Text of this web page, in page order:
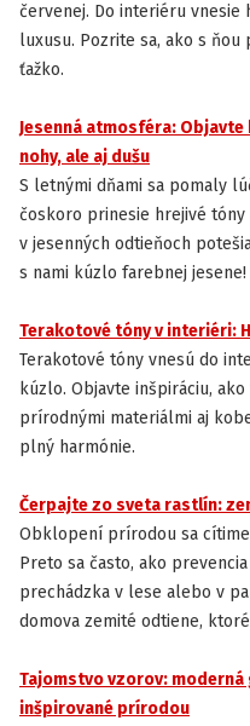
červenej. Do interiéru vnesie
luxusu. Pozrite sa, ako s ňou
ťažko.
INŠPIRÁCIA
Jesenná atmosféra:
nohy, ale aj dušu
S letnými dňami sa pomaly
čoskoro prinesie hrejivé
v jesenných odtieňoch
s nami kúzlo farebnej jesene!
INŠPIRÁCIA
Terakotové tóny v interiéri:
Terakotové tóny vnesú do
kúzlo. Objavte inšpiráciu,
prírodnými materiálmi aj
plný harmónie.
INŠPIRÁCIA
Čerpajte zo sveta rastlín:
Obklopení prírodou sa
Preto sa často, ako
prechádzka v lese alebo v
domova zemité odtiene,
INŠPIRÁCIA
Tajomstvo vzorov:
inšpirované prírodou